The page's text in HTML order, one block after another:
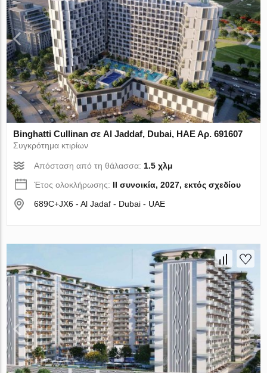
Binghatti Cullinan σε Al Jaddaf, Dubai, ΗΑΕ Αρ. 691607
Συγκρότημα κτιρίων
Απόσταση από τη θάλασσα: 1.5 χλμ
Έτος ολοκλήρωσης: II συνοικία, 2027, εκτός σχεδίου
689C+JX6 - Al Jadaf - Dubai - UAE